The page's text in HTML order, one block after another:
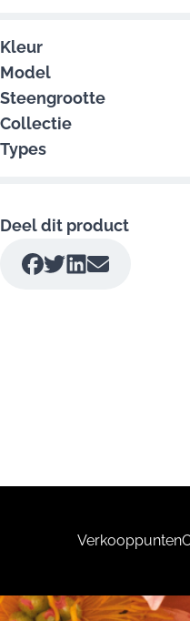
Kleur
Model
Steengrootte
Collectie
Types
Deel dit product
Verkooppunten